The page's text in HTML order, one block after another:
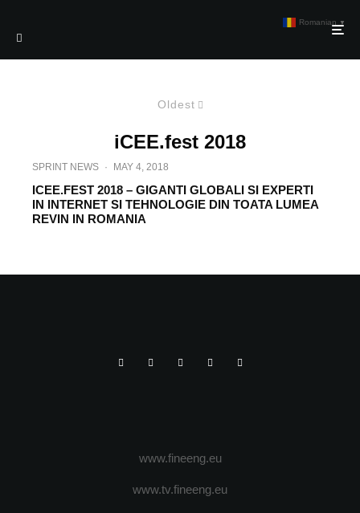
Oldest
iCEE.fest 2018
SPRINT NEWS · MAY 4, 2018
ICEE.FEST 2018 – GIGANTI GLOBALI SI EXPERTI
IN INTERNET SI TEHNOLOGIE DIN TOATA LUMEA
REVIN IN ROMANIA
www.fineeng.eu
www.tv.fineeng.eu
Romanian ▼